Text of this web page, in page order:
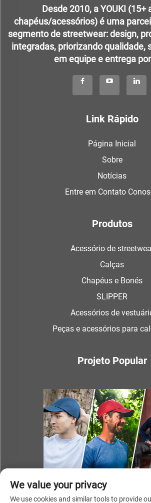
Desde 2010, a YOUKI (15+
chapéus/acessórios) é uma
segmento de streetwear: design,
integradas, priorizando qualidade,
em equipe e entrega
Link Rápido
Página Inicial
Sobre
Notícias
Entre em Contato
Produtos
Acessório de
Calças
Chapéus e Bonés
SLIPPER
Acessórios de
Peças e acessórios para
Projeto Popular
We value your privacy
We use cookies and similar tools to provide